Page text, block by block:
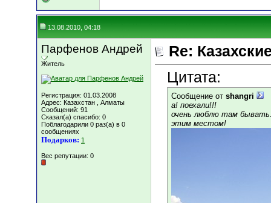
13.08.2010, 04:18
Парфенов Андрей
Житель
Регистрация: 01.03.2008
Адрес: Казахстан , Алматы
Сообщений: 91
Сказал(а) спасибо: 0
Поблагодарили 0 раз(а) в 0
сообщениях
Подарков: 1
Вес репутации: 0
Re:
Цитата:
Сообщение от shangri
а! поехали!!!
очень люблю там
этим местом!